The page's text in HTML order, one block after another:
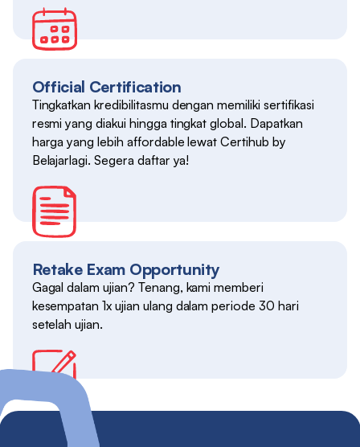
Official Certification
Tingkatkan kredibilitasmu dengan memiliki sertifikasi
resmi yang diakui hingga tingkat global. Dapatkan
harga yang lebih affordable lewat Certihub by
Belajarlagi. Segera daftar ya!
Retake Exam Opportunity
Gagal dalam ujian? Tenang, kami memberi
kesempatan 1x ujian ulang dalam periode 30 hari
setelah ujian.